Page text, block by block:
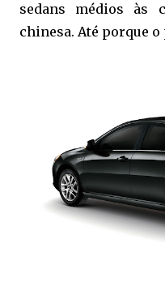
sedans médios às
chinesa. Até porque o